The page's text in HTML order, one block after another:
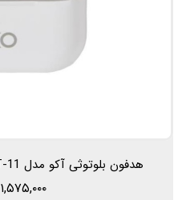
هدفون بلوتوثی آکو مدل AT-11 با قابلیت نویز کنسلینگ
۱,۵۷۵,۰۰۰ تومان